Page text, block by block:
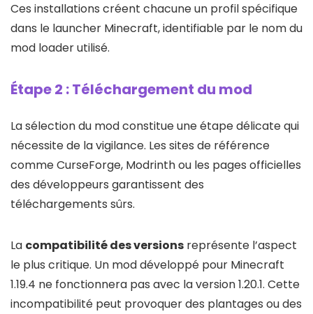
Ces installations créent chacune un profil spécifique
dans le launcher Minecraft, identifiable par le nom du
mod loader utilisé.
Étape 2 : Téléchargement du mod
La sélection du mod constitue une étape délicate qui
nécessite de la vigilance. Les sites de référence
comme CurseForge, Modrinth ou les pages officielles
des développeurs garantissent des
téléchargements sûrs.
La compatibilité des versions représente l’aspect
le plus critique. Un mod développé pour Minecraft
1.19.4 ne fonctionnera pas avec la version 1.20.1. Cette
incompatibilité peut provoquer des plantages ou des